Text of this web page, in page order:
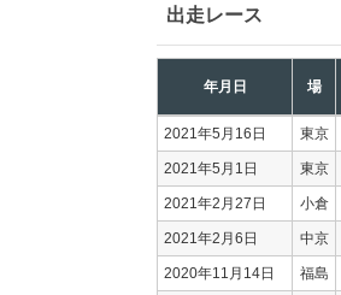
出走レース
年月日 場
2021年5月16日 東京
2021年5月1日 東京
2021年2月27日 小倉
2021年2月6日 中京
2020年11月14日 福島